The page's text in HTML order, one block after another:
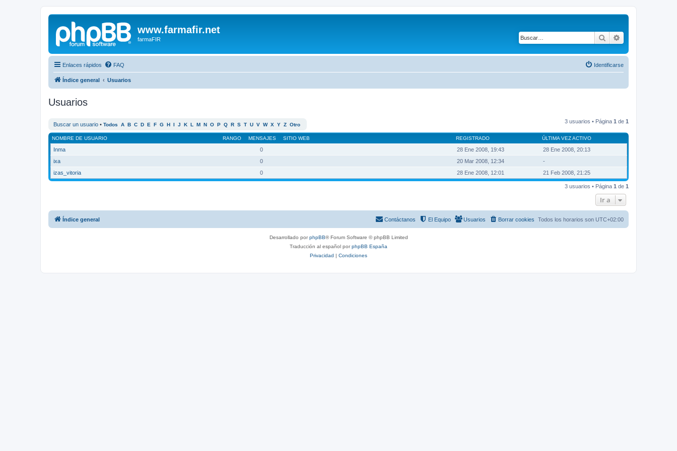
www.farmafir.net
farmaFIR Buscar
Enlaces rápidos FAQ Identificarse
Índice general Usuarios
Usuarios
Buscar un usuario • Todos A B C D E F G H I J K L M N O P Q R S T U V W X Y Z Otro
3 usuarios • Página 1 de 1
RANGO
NOMBRE DE USUARIO MENSAJES SITIO WEB REGISTRADO ÚLTIMA VEZ ACTIVO
Inma 0 28 Ene 2008, 19:43
28 Ene 2008, 20:13
ixa
0 20 Mar 2008, 12:34
-
izas_vitoria
0 28 Ene 2008, 12:01 21 Feb 2008, 21:25
3 usuarios • Página 1 de 1
Ir a
Índice general Todos los horarios son UTC+02:00
Borrar cookies
Usuarios
El Equipo
Contáctanos
Desarrollado porphpBB® Forum Software © phpBB Limited
Traducción al español porphpBB España
Privacidad | Condiciones